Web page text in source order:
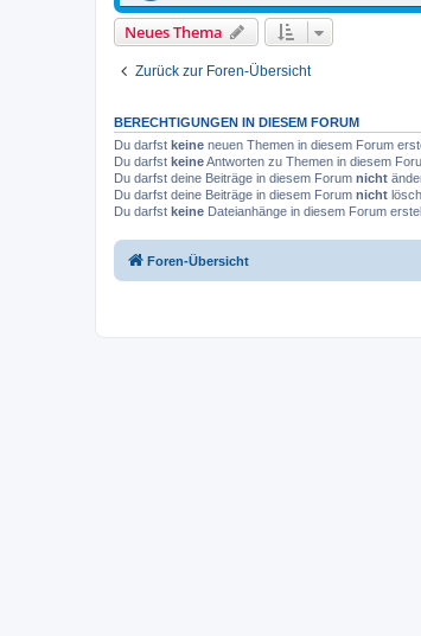
Neues Thema
Zurück zur Foren-Übersicht
BERECHTIGUNGEN IN DIESEM FORUM
Du darfst keine neuen Themen in diesem Forum
Du darfst keineAntworten zu Themen in diesem
Du darfst deine Beiträge in diesem Forum nicht
Du darfst deine Beiträge in diesem Forum nicht
Du darfst keine Dateianhänge in diesem Forum
Foren-Übersicht